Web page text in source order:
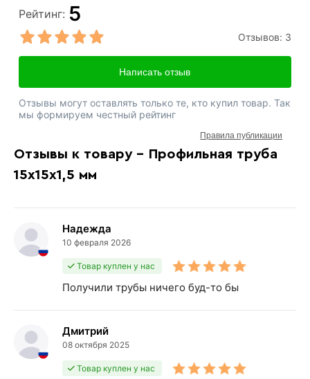
Отзывы к товару - Профильная труба
15х15х1,5 мм
Надежда
10 февраля 2026
Товар куплен у нас
Получили трубы ничего буд-то бы
Дмитрий
08 октября 2025
Товар куплен у нас
Рейтинг: 5
Отзывов: 3
Написать отзыв
Отзывы могут оставлять только те, кто купил товар. Так
мы формируем честный рейтинг
Правила публикации